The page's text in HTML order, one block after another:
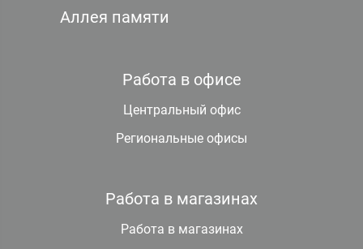
Аллея памяти
Работа в офисе
Центральный офис
Региональные офисы
Работа в магазинах
Работа в магазинах